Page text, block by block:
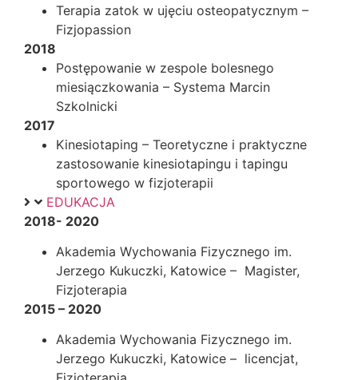
Terapia zatok w ujęciu osteopatycznym –
Fizjopassion
2018
Postępowanie w zespole bolesnego
miesiączkowania – Systema Marcin
Szkolnicki
2017
Kinesiotaping – Teoretyczne i praktyczne
zastosowanie kinesiotapingu i tapingu
sportowego w fizjoterapii
EDUKACJA
2018- 2020
Akademia Wychowania Fizycznego im.
Jerzego Kukuczki, Katowice – Magister,
Fizjoterapia
2015 – 2020
Akademia Wychowania Fizycznego im.
Jerzego Kukuczki, Katowice – licencjat,